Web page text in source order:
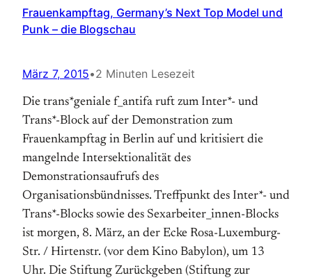
Frauenkampftag, Germany’s Next Top Model und
Punk – die Blogschau
März 7, 2015•2 Minuten Lesezeit
Die trans*geniale f_antifa ruft zum Inter*- und
Trans*-Block auf der Demonstration zum
Frauenkampftag in Berlin auf und kritisiert die
mangelnde Intersektionalität des
Demonstrationsaufrufs des
Organisationsbündnisses. Treffpunkt des Inter*- und
Trans*-Blocks sowie des Sexarbeiter_innen-Blocks
ist morgen, 8. März, an der Ecke Rosa-Luxemburg-
Str. / Hirtenstr. (vor dem Kino Babylon), um 13
Uhr. Die Stiftung Zurückgeben (Stiftung zur